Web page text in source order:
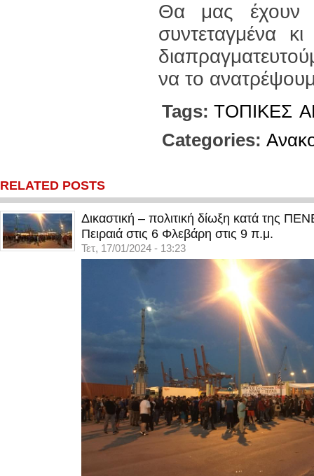
Θα μας έχουν
συντεταγμένα
να το
Tags: ΤΟΠΙΚΕΣ
Categories:
RELATED POSTS
Δικαστική – πολιτική δίωξη κατά της
Πειραιά στις 6 Φλεβάρη στις 9 π.μ.
Τετ, 17/01/2024 - 13:23